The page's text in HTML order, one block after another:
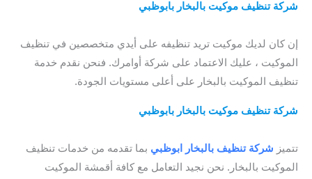
شركة تنظيف موكيت بالبخار بابوظبي
إن كان لديك موكيت تريد تنظيفه على أيدي متخصصين في تنظيف
الموكيت ، عليك الاعتماد على شركة أوامرك. فنحن نقدم خدمة
تنظيف الموكيت بالبخار على أعلى مستويات الجودة.
شركة تنظيف موكيت بالبخار بابوظبي
تتميز شركة تنظيف بالبخار ابوظبي بما تقدمه من خدمات تنظيف
الموكيت بالبخار. نحن نجيد التعامل مع كافة أقمشة الموكيت